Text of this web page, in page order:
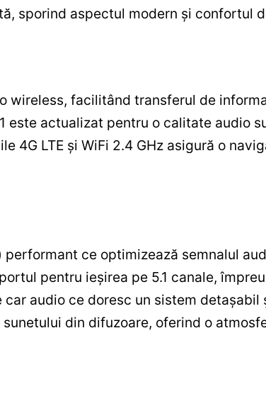
sporind aspectul modern și confortul
wireless, facilitând transferul de
este actualizat pentru o calitate audio
4G LTE și WiFi 2.4 GHz asigură o
ce optimizează semnalul
pentru ieșirea pe 5.1 canale,
audio ce doresc un sistem detașabil
din difuzoare, oferind o